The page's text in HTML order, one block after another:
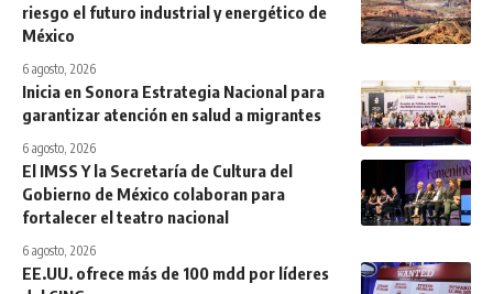
riesgo el futuro industrial y energético de
México
6 agosto, 2026
Inicia en Sonora Estrategia Nacional para
garantizar atención en salud a migrantes
6 agosto, 2026
El IMSS Y la Secretaría de Cultura del
Gobierno de México colaboran para
fortalecer el teatro nacional
6 agosto, 2026
EE.UU. ofrece más de 100 mdd por líderes